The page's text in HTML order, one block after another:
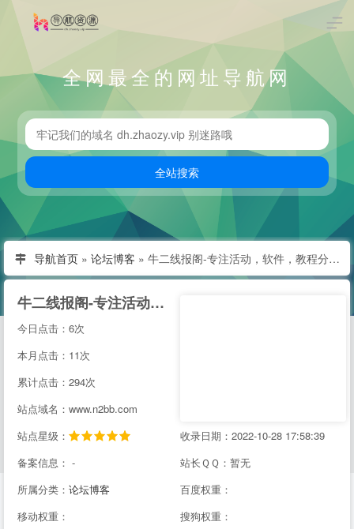
全网最全的网址导航网
导航首页 » 论坛博客 » 牛二线报阁-专注活动，软件，教程分享！总之就是网络那些事。
牛二线报阁-专注活动，软件，教程分享！总之就是网络那些事。
今日点击：6次
本月点击：11次
累计点击：294次
站点域名：www.n2bb.com
站点星级：
收录日期：2022-10-28 17:58:39
备案信息： -
站长ＱＱ：暂无
所属分类： 论坛博客
百度权重：
移动权重：
搜狗权重：